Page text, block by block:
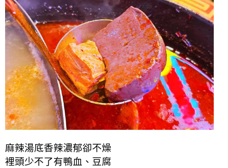
麻辣湯底香辣濃郁卻不燥
裡頭少不了有鴨血、豆腐